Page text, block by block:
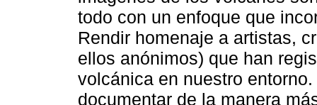
todo con un enfoque que
Rendir homenaje a artistas,
ellos anónimos) que han
volcánica en nuestro
documentar de la manera